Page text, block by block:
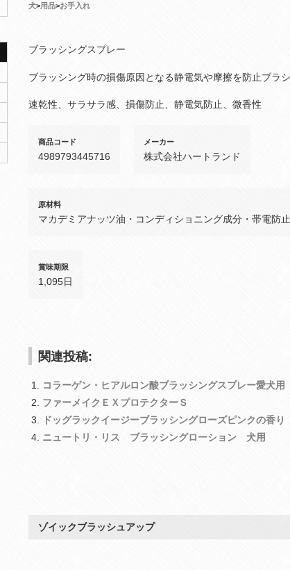
犬>用品>お手入れ
ブラッシングスプレー
ブラッシング時の損傷原因となる静電気や摩擦を防止ブラ
速乾性、サラサラ感、損傷防止、静電気防止、微香性
商品コード
4989793445716
メーカー
株式会社ハートランド
原材料
マカデミアナッツ油・コンディショニング成分・帯電防
賞味期限
1,095日
関連投稿:
コラーゲン・ヒアルロン酸ブラッシングスプレー愛犬用
ファーメイクＥＸプロテクターＳ
ドッグラックイージーブラッシングローズピンクの香り
ニュートリ・リス ブラッシングローション 犬用
ゾイックブラッシュアップ